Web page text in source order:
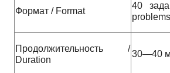
Формат / Format
40
problems
Продолжительность /
Duration
30—40